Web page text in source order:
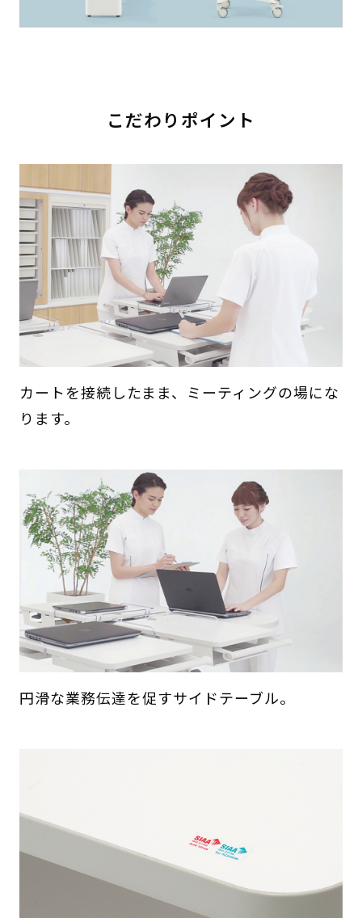
こだわりポイント
カートを接続したまま、ミーティングの場にな
ります。
円滑な業務伝達を促すサイドテーブル。